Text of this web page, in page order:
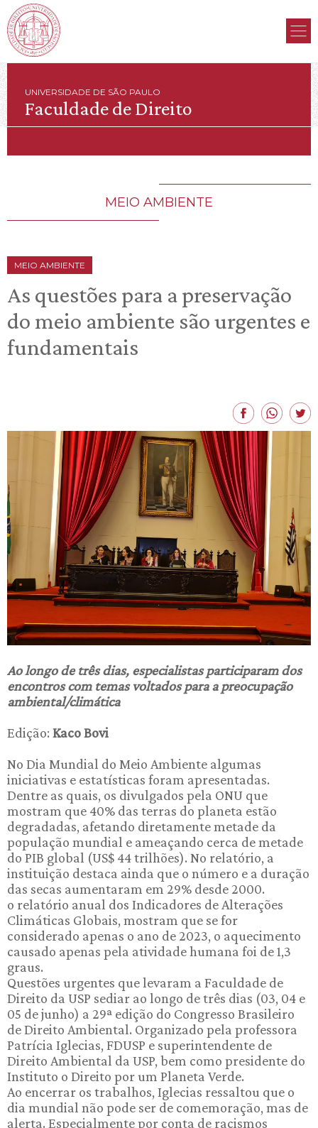
UNIVERSIDADE DE SÃO PAULO
Faculdade de Direito
MEIO AMBIENTE
MEIO AMBIENTE
As questões para a preservação
do meio ambiente são urgentes e
fundamentais
Ao longo de três dias, especialistas participaram dos
encontros com temas voltados para a preocupação
ambiental/climática
Edição: Kaco Bovi
No Dia Mundial do Meio Ambiente algumas
iniciativas e estatísticas foram apresentadas.
Dentre as quais, os divulgados pela ONU que
mostram que 40% das terras do planeta estão
degradadas, afetando diretamente metade da
população mundial e ameaçando cerca de metade
do PIB global (US$ 44 trilhões). No relatório, a
instituição destaca ainda que o número e a duração
das secas aumentaram em 29% desde 2000.
o relatório anual dos Indicadores de Alterações
Climáticas Globais, mostram que se for
considerado apenas o ano de 2023, o aquecimento
causado apenas pela atividade humana foi de 1,3
graus.
Questões urgentes que levaram a Faculdade de
Direito da USP sediar ao longo de três dias (03, 04 e
05 de junho) a 29ª edição do Congresso Brasileiro
de Direito Ambiental. Organizado pela professora
Patrícia Iglecias, FDUSP e superintendente de
Direito Ambiental da USP, bem como presidente do
Instituto o Direito por um Planeta Verde.
Ao encerrar os trabalhos, Iglecias ressaltou que o
dia mundial não pode ser de comemoração, mas de
alerta. Especialmente por conta de racismos